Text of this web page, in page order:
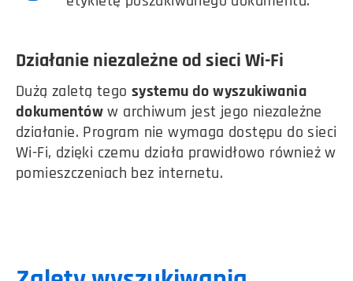
Działanie niezależne od sieci Wi-Fi
Dużą zaletą tego systemu do wyszukiwania
dokumentóww archiwum jest jego niezależne
działanie. Program nie wymaga dostępu do sieci
Wi-Fi, dzięki czemu działa prawidłowo również w
pomieszczeniach bez internetu.